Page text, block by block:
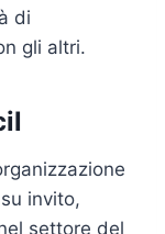
di
gli altri.
invito,
settore del